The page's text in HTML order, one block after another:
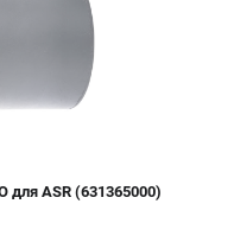
для ASR (631365000)